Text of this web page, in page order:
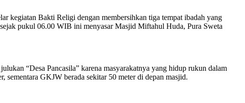
kegiatan Bakti Religi dengan membersihkan tiga tempat ibadah yang
pukul 06.00 WIB ini menyasar Masjid Miftahul Huda, Pura Sweta
“Desa Pancasila” karena masyarakatnya yang hidup rukun dalam
GKJW berada sekitar 50 meter di depan masjid.